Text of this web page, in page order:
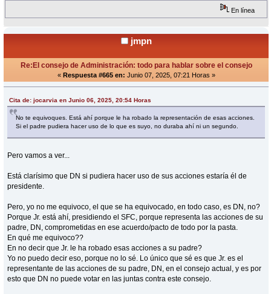
En línea
jmpn
Re:El consejo de Administración: todo para hablar sobre el consejo
« Respuesta #665 en: Junio 07, 2025, 07:21 Horas »
Cita de: jocarvia en Junio 06, 2025, 20:54 Horas
No te equivoques. Está ahí porque le ha robado la representación de esas acciones.
Si el padre pudiera hacer uso de lo que es suyo, no duraba ahí ni un segundo.
Pero vamos a ver...
Está clarísimo que DN si pudiera hacer uso de sus acciones estaría él de
presidente.
Pero, yo no me equivoco, el que se ha equivocado, en todo caso, es DN, no?
Porque Jr. está ahí, presidiendo el SFC, porque representa las acciones de su
padre, DN, comprometidas en ese acuerdo/pacto de todo por la pasta.
En qué me equivoco??
En no decir que Jr. le ha robado esas acciones a su padre?
Yo no puedo decir eso, porque no lo sé. Lo único que sé es que Jr. es el
representante de las acciones de su padre, DN, en el consejo actual, y es por
esto que DN no puede votar en las juntas contra este consejo.